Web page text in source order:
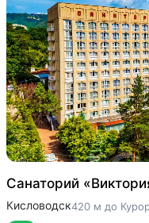
Санаторий
Кисловодск420 м до